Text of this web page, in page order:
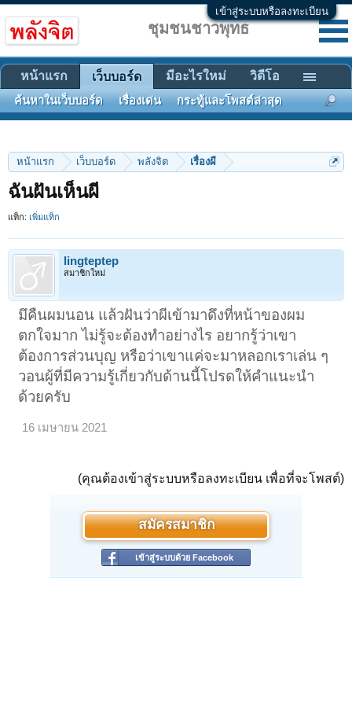
เข้าสู่ระบบหรือลงทะเบียน
หน้าแรก เว็บบอร์ด พลังจิต เรื่องผี
ฉันฝันเห็นผี
แท็ก: เพิ่มแท็ก
lingteptep
สมาชิกใหม่
มึคืนผมนอน แล้วฝันว่าผีเข้ามาดึงที่หน้าของผม
ตกใจมาก ไม่รู้จะต้องทำอย่างไร อยากรู้ว่าเขา
ต้องการส่วนบุญ หรือว่าเขาแค่จะมาหลอกเราเล่น ๆ
วอนผู้ที่มีความรู้เกี่ยวกับด้านนี้โปรดให้คำแนะนำ
ด้วยครับ
16 เมษายน 2021
(คุณต้องเข้าสู่ระบบหรือลงทะเบียน เพื่อที่จะโพสต์)
สมัครสมาชิก
เข้าสู่ระบบด้วย Facebook
ชุมชนชาวพุทธ
หน้าแรก เว็บบอร์ด
ค้นหาในเว็บบอร์ด เรื่องเด่น กระทู้และโพสต์ล่าสุด
มีอะไรใหม่ วิดีโอ